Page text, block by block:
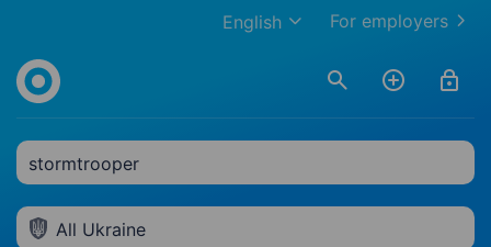
For employers
English
stormtrooper
All Ukraine